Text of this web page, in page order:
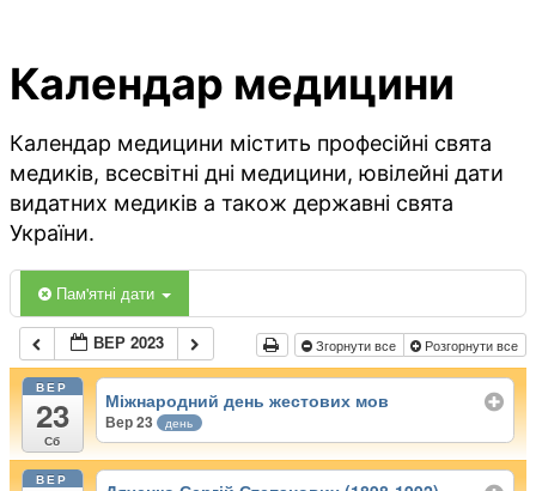
Календар медицини
Календар медицини містить професійні свята
медиків, всесвітні дні медицини, ювілейні дати
видатних медиків а також державні свята
України.
Пам'ятні дати
ВЕР 2023 Згорнути все Розгорнути все
ВЕР
23
Сб
Міжнародний день жестових мов
Вер 23 день
ВЕР